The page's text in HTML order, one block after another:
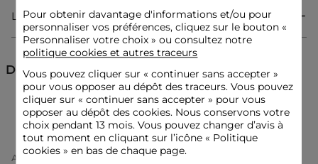
Référence : 32536301004430316 242-MDYE
Catégorie :Pulls cols roulés femme
Couleur :
Pulls cols roulés femme bleu
Livraison & Retour
Découvrez aussi
Pulls Pulls cols roulés
Accueil Vêtements Femme
Pulls Femme
Pour obtenir davantage d'informations et/ou pour
personnaliser vos préférences, cliquez sur le bouton «
Personnaliser votre choix » ou consultez notre
politique cookies et autres traceurs
Vous pouvez cliquer sur « continuer sans accepter»
pour vous opposer au dépôt des traceurs. Vous pouvez
cliquer sur « continuer sans accepter » pour vous
opposer au dépôt des cookies. Nous conservons votre
choix pendant 13 mois. Vous pouvez changer d’avis à
tout moment en cliquant sur l’icône « Politique
cookies » en bas de chaque page.